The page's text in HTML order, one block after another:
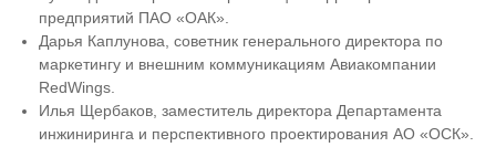
предприятий ПАО «ОАК».
Дарья Каплунова, советник генерального директора по
маркетингу и внешним коммуникациям Авиакомпании
RedWings.
Илья Щербаков, заместитель директора Департамента
инжиниринга и перспективного проектирования АО «ОСК».